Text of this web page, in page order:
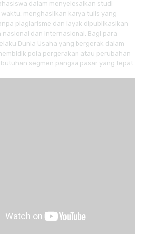
dalam menyelesaikan studi
menghasilkan karya tulis yang
plagiarisme dan layak dipublikasikan
nasional dan internasional. Bagi para
Dunia Usaha yang bergerak dalam
pola pergerakan atau perubahan
segmen pangsa pasar yang tepat.